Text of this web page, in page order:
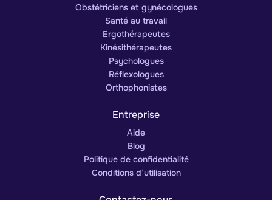
Obstétriciens et gynécologues
Santé au travail
Ergothérapeutes
Kinésithérapeutes
Psychologues
Réflexologues
Orthophonistes
Entreprise
Aide
Blog
Politique de confidentialité
Conditions d’utilisation